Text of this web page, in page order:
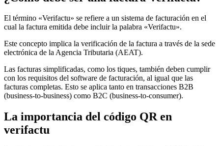
El término «Verifactu» se refiere a un sistema de facturación en el
cual la factura emitida debe incluir la palabra «Verifactu».
Este concepto implica la verificación de la factura a través de la sede
electrónica de la Agencia Tributaria (AEAT).
Las facturas simplificadas, como los tiques, también deben cumplir
con los requisitos del software de facturación, al igual que las
facturas completas. Esto se aplica tanto en transacciones B2B
(business-to-business) como B2C (business-to-consumer).
La importancia del código QR en
verifactu